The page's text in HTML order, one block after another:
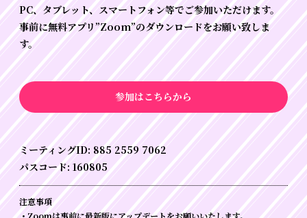
PC、タブレット、スマートフォン等でご参加いただけます。
事前に無料アプリ”Zoom”のダウンロードをお願い致しま
す。
参加はこちらから
ミーティングID: 885 2559 7062
パスコード: 160805
注意事項
・Zoomは事前に最新版にアップデートをお願いいたします。